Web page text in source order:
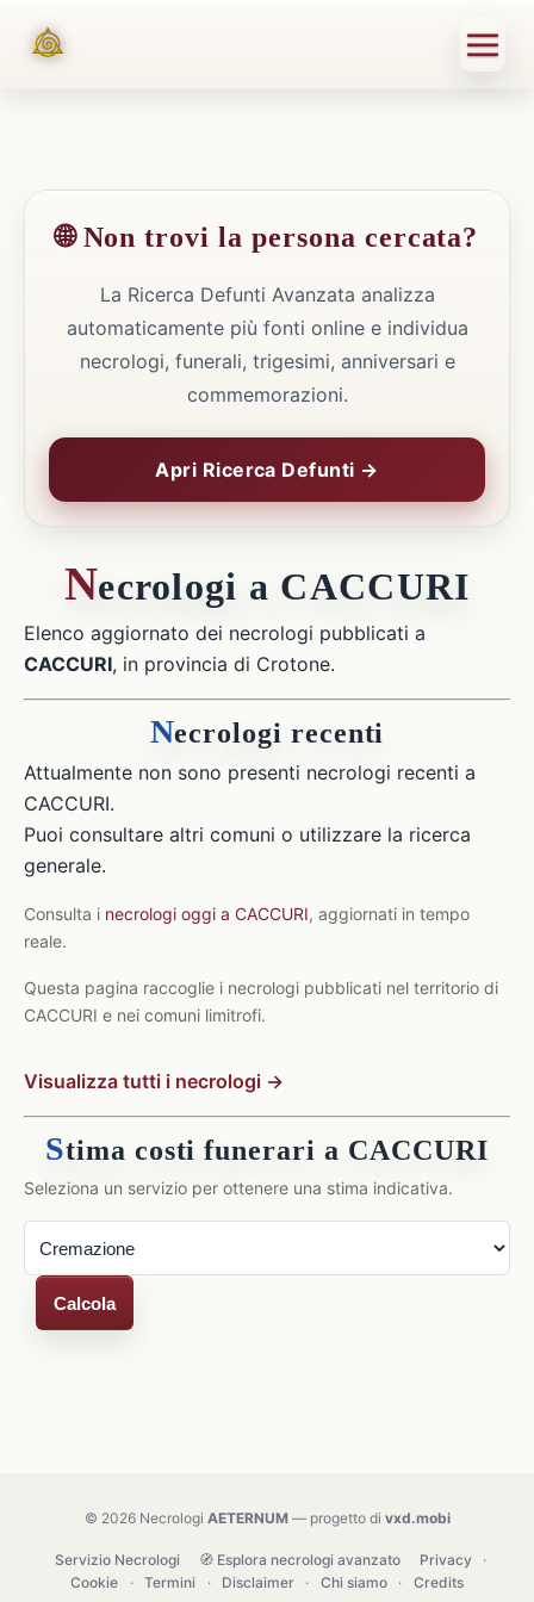
🌐 Non trovi la persona cercata?
La Ricerca Defunti Avanzata analizza
automaticamente più fonti online e individua
necrologi, funerali, trigesimi, anniversari e
commemorazioni.
Apri Ricerca Defunti →
Necrologi a CACCURI
Elenco aggiornato dei necrologi pubblicati a
CACCURI, in provincia di Crotone.
Necrologi recenti
Attualmente non sono presenti necrologi recenti a
CACCURI.
Puoi consultare altri comuni o utilizzare la ricerca
generale.
Consulta i necrologi oggi a CACCURI, aggiornati in tempo
reale.
Questa pagina raccoglie i necrologi pubblicati nel territorio di
CACCURI e nei comuni limitrofi.
Visualizza tutti i necrologi →
Stima costi funerari a CACCURI
Seleziona un servizio per ottenere una stima indicativa.
Calcola
© 2026 Necrologi AETERNUM— progetto di vxd.mobi
Servizio Necrologi 🧭 Esplora necrologi avanzato Privacy
·
Cookie
· Termini · Disclaimer · Chi siamo · Credits